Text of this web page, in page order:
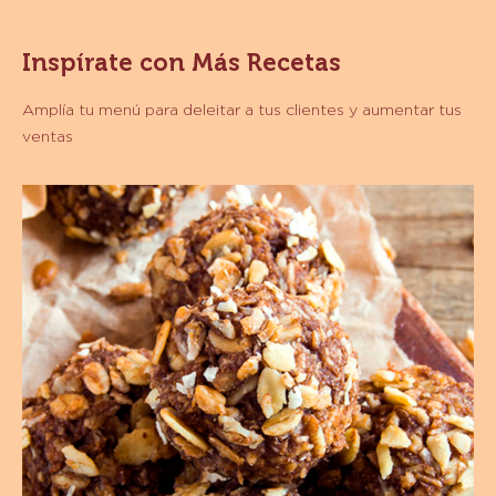
GOTAS
CAJA
Inspírate con Más Recetas
Amplía tu menú para deleitar a tus clientes y aumentar tus
ventas
Trufas
Saludables